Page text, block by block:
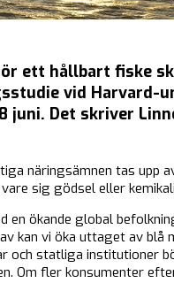
ett hållbart fiske
vid
Det skriver
näringsämnen tas upp
sig gödsel eller
ökande global
kan vi öka uttaget av blå
och statliga institutioner
Om fler konsumenter